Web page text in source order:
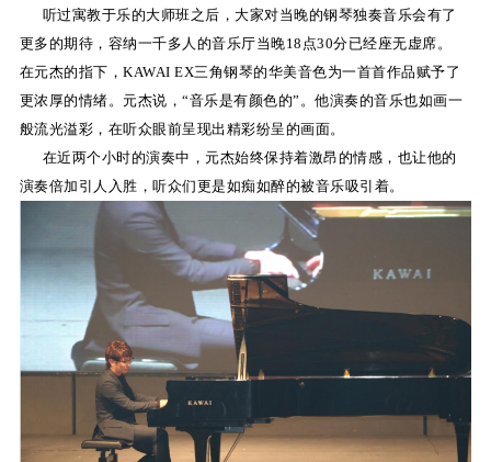
听过寓教于乐的大师班之后，大家对当晚的钢琴独奏音乐会有了
更多的期待，容纳一千多人的音乐厅当晚18点30分已经座无虚席。
在元杰的指下，KAWAI EX三角钢琴的华美音色为一首首作品赋予了
更浓厚的情绪。元杰说，“音乐是有颜色的”。他演奏的音乐也如画一
般流光溢彩，在听众眼前呈现出精彩纷呈的画面。
在近两个小时的演奏中，元杰始终保持着激昂的情感，也让他的
演奏倍加引人入胜，听众们更是如痴如醉的被音乐吸引着。